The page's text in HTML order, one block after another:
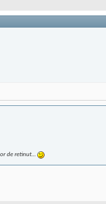
de retinut...